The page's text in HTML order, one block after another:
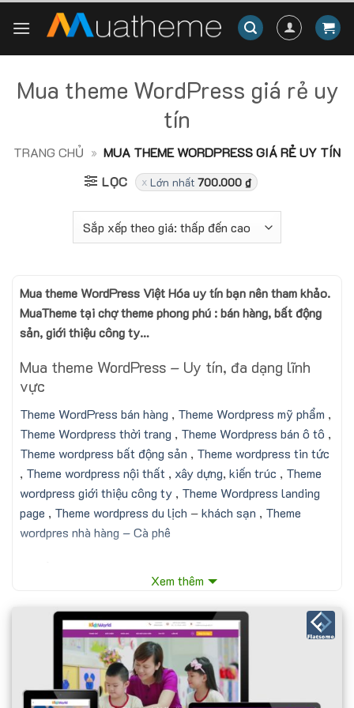
Mua theme WordPress giá rẻ uy
tín
TRANG CHỦ » MUA THEME WORDPRESS GIÁ RẺ UY TÍN
LỌC
Lớn nhất700.000₫
Mua theme WordPress Việt Hóa uy tín bạn nên tham khảo.
MuaTheme tại chợ theme phong phú : bán hàng, bất động
sản, giới thiệu công ty…
Mua theme WordPress – Uy tín, đa dạng lĩnh
vực
Theme WordPress bán hàng , Theme Wordpress mỹ phẩm ,
Theme Wordpress thời trang , Theme Wordpress bán ô tô ,
Theme wordpress bất động sản , Theme wordpress tin tức
, Theme wordpress nội thất , xây dựng, kiến trúc , Theme
wordpress giới thiệu công ty , Theme Wordpress landing
page , Theme wordpress du lịch –khách sạn , Theme
wordpres nhà hàng – Cà phê
Hỗ trợ cài đặt miễn phí:Sau khimua theme wordpress tại
MuaTheme.com, các bạn sẽ được hỗ trợ cài đặt miễn phí.
Trong trường hợp các bạn chưa biết các trỏ domain về
hosting, chúng tôi cũng sẽ giúp bạn làm điều đó một cách
nhanh chóng thông qua phần mềm UltraViewer
Xem thêm